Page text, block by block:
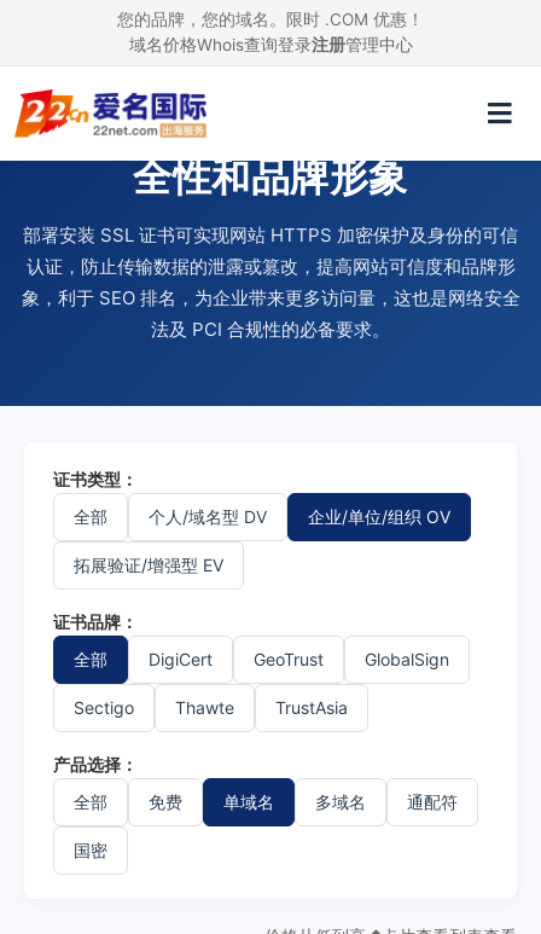
您的品牌，您的域名。限时 .COM 优惠！
域名价格Whois查询登录注册管理中心
使用 SSL 证书，提升网站安
全性和品牌形象
部署安装 SSL 证书可实现网站 HTTPS 加密保护及身份的可信
认证，防止传输数据的泄露或篡改，提高网站可信度和品牌形
象，利于 SEO 排名，为企业带来更多访问量，这也是网络安全
法及 PCI 合规性的必备要求。
证书类型：
全部
个人/域名型 DV 企业/单位/组织 OV
拓展验证/增强型 EV
证书品牌：
全部
DigiCert GeoTrust GlobalSign
Sectigo Thawte TrustAsia
产品选择：
全部
免费 单域名 多域名 通配符
国密